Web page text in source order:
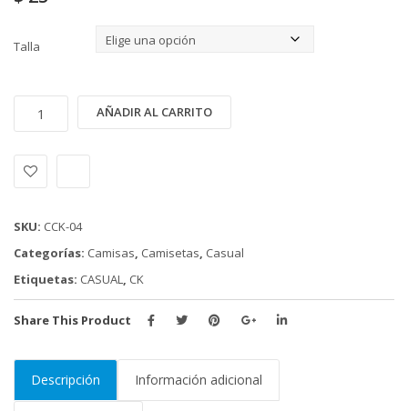
Talla
CASUAL
KLEIN
JEANS
04)
cantidad
AÑADIR AL CARRITO
SKU: CCK-04
Categorías: Camisas, Camisetas, Casual
Etiquetas: CASUAL, CK
Share This Product
Descripción Información adicional